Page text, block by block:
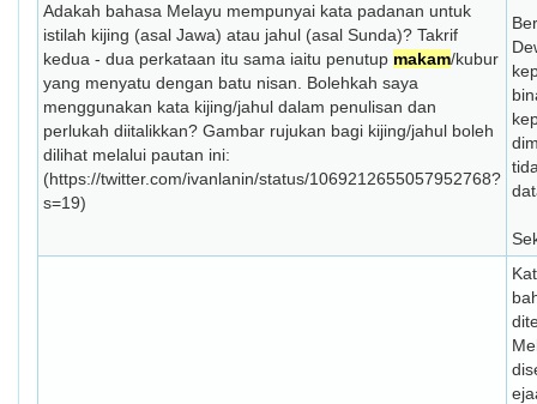
Adakah bahasa Melayu mempunyai kata padanan untuk
istilah kijing (asal Jawa) atau jahul (asal Sunda)? Takrif
kedua - dua perkataan itu sama iaitu penutup makam/kubur
yang menyatu dengan batu nisan. Bolehkah saya
menggunakan kata kijing/jahul dalam penulisan dan
perlukah diitalikkan? Gambar rujukan bagi kijing/jahul boleh
dilihat melalui pautan ini:
(https://twitter.com/ivanlanin/status/1069212655057952768?
s=19)